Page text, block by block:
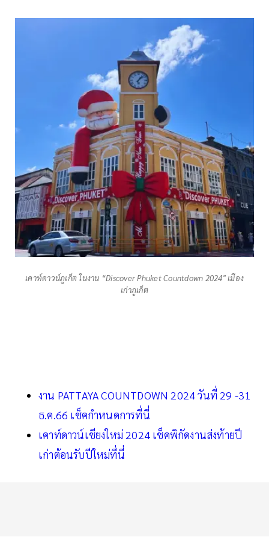
เคาท์ดาวน์ภูเก็ต ในงาน “Discover Phuket Countdown 2024" เมือง
เก่าภูเก็ต
งาน PATTAYA COUNTDOWN 2024 วันที่ 29 -31
ธ.ค.66 เช็คกำหนดการที่นี่
เคาท์ดาวน์เชียงใหม่ 2024 เช็คพิกัดงานส่งท้ายปี
เก่าต้อนรับปีใหม่ที่นี่